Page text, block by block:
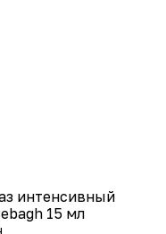
интенсивный
15 мл